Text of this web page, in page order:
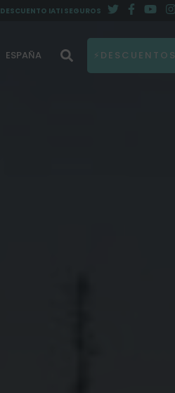
DESCUENTO IATI SEGUROS
ESPAÑA ⚡DESCUENTOS